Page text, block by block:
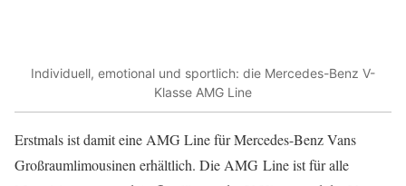
Individuell, emotional und sportlich: die Mercedes-Benz V-
Klasse AMG Line
Erstmals ist damit eine AMG Line für Mercedes-Benz Vans
Großraumlimousinen erhältlich. Die AMG Line ist für alle